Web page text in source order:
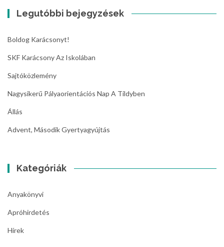
Legutóbbi bejegyzések
Boldog Karácsonyt!
SKF Karácsony Az Iskolában
Sajtóközlemény
Nagysikerű Pályaorientációs Nap A Tildyben
Állás
Advent, Második Gyertyagyújtás
Kategóriák
Anyakönyvi
Apróhirdetés
Hírek